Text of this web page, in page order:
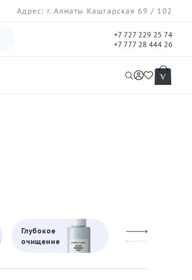
Адрес: г. Алматы Кашгарская 69 / 102
+7 727 229 25 74
+7 777 28 444 26
Глубокое
очищение
Жирная